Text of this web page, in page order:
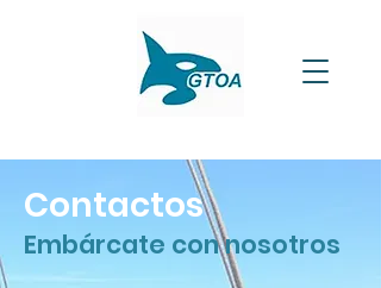
Contactos
Embárcate con nosotros